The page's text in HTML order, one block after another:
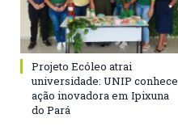
Projeto Ecóleo atrai
universidade: UNIP conhece
ação inovadora em Ipixuna
do Pará